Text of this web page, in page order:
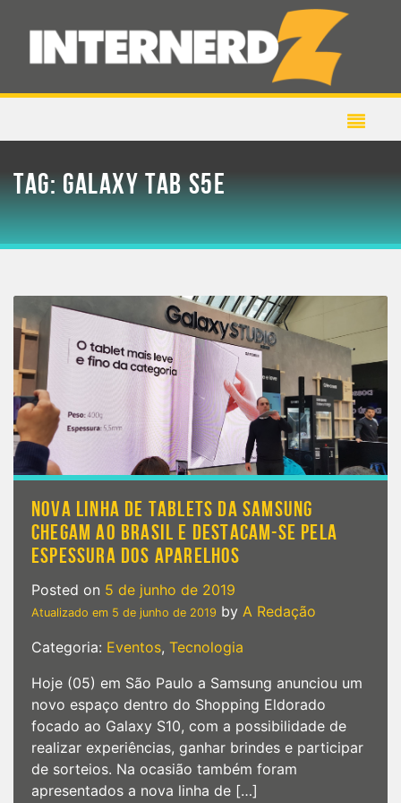
TAG:GALAXY TAB S5E
NOVA LINHA DE TABLETS DA SAMSUNG
CHEGAM AO BRASIL E DESTACAM-SE PELA
ESPESSURA DOS APARELHOS
Posted on 5 de junho de 2019
Atualizado em 5 de junho de 2019 by A Redação
Categoria: Eventos, Tecnologia
Hoje (05) em São Paulo a Samsung anunciou um
novo espaço dentro do Shopping Eldorado
focado ao Galaxy S10, com a possibilidade de
realizar experiências, ganhar brindes e participar
de sorteios. Na ocasião também foram
apresentados a nova linha de […]